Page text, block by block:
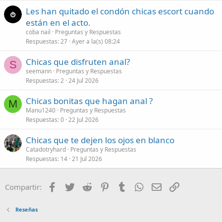
Les han quitado el condón chicas escort cuando
están en el acto.
coba nail
Preguntas y Respuestas
Respuestas 27 Ayer a la(s) 08:24
S Chicas que disfruten anal?
seemann Preguntas y Respuestas
Respuestas 2 24 Jul 2026
M Chicas bonitas que hagan anal ?
Manu1240 Preguntas y Respuestas
Respuestas 0 22 Jul 2026
Chicas que te dejen los ojos en blanco
Catadotryhard Preguntas y Respuestas
Respuestas 14 21 Jul 2026
Compartir: Facebook
Twitter Reddit PinterestTumblrWhatsAppCorreo
Reseñas